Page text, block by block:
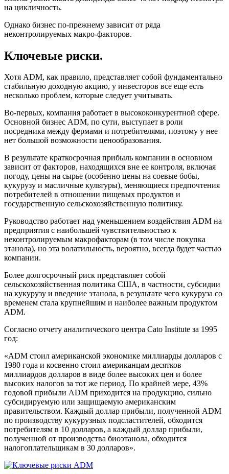
на цикличность.
Однако бизнес по-прежнему зависит от ряда
неконтролируемых макро-факторов.
Ключевые риски.
Хотя ADM, как правило, представляет собой фундаментально
стабильную доходную акцию, у инвесторов все еще есть
несколько проблем, которые следует учитывать.
Во-первых, компания работает в высококонкурентной сфере.
Основной бизнес ADM, по сути, выступает в роли
посредника между фермами и потребителями, поэтому у нее
нет большой возможности ценообразования.
В результате краткосрочная прибыль компании в основном
зависит от факторов, находящихся вне ее контроля, включая
погоду, цены на сырье (особенно цены на соевые бобы,
кукурузу и масличные культуры), меняющиеся предпочтения
потребителей в отношении пищевых продуктов и
государственную сельскохозяйственную политику.
Руководство работает над уменьшением воздействия ADM на
предприятия с наибольшей чувствительностью к
неконтролируемым макрофакторам (в том числе покупка
этанола), но эта волатильность, вероятно, всегда будет частью
компании.
Более долгосрочный риск представляет собой
сельскохозяйственная политика США, в частности, субсидии
на кукурузу и введение этанола, в результате чего кукуруза со
временем стала крупнейшим и наиболее важным продуктом
ADM.
Согласно отчету аналитического центра Cato Institute за 1995
год:
«ADM стоил американской экономике миллиарды долларов с
1980 года и косвенно стоил американцам десятков
миллиардов долларов в виде более высоких цен и более
высоких налогов за тот же период. По крайней мере, 43%
годовой прибыли ADM приходится на продукцию, сильно
субсидируемую или защищаемую американским
правительством. Каждый доллар прибыли, полученной ADM
по производству кукурузных подсластителей, обходится
потребителям в 10 долларов, а каждый доллар прибыли,
полученной от производства биоэтанола, обходится
налогоплательщикам в 30 долларов».